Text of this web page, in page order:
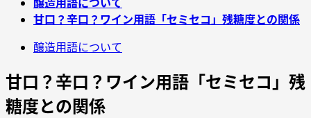
甘口？辛口？ワイン用語「セミセコ」残糖度との関係
醸造用語について
甘口？辛口？ワイン用語「セミセコ」残
糖度との関係